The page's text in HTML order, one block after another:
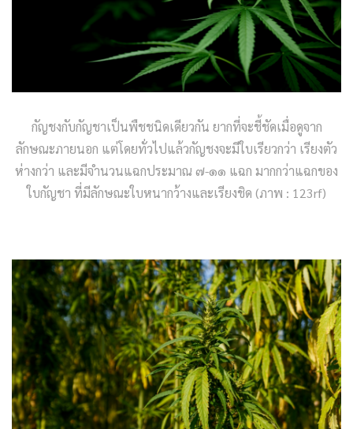
กัญชงกับกัญชาเป็นพืชชนิดเดียวกัน ยากที่จะชี้ชัดเมื่อดูจาก
ลักษณะภายนอก แต่โดยทั่วไปแล้วกัญชงจะมีใบเรียวกว่า เรียงตัว
ห่างกว่า และมีจำนวนแฉกประมาณ ๗-๑๑ แฉก มากกว่าแฉกของ
ใบกัญชา ที่มีลักษณะใบหนากว้างและเรียงชิด (ภาพ : 123rf)